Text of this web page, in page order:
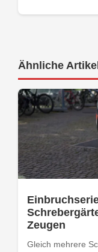
Ähnliche Artikel
Zeugen
Gleich mehrere